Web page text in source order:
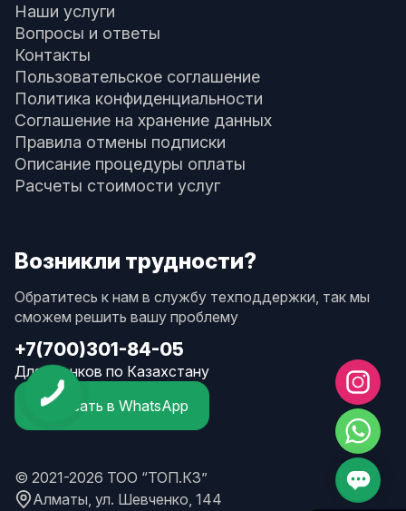
Наши услуги
Вопросы и ответы
Контакты
Пользовательское соглашение
Политика конфиденциальности
Соглашение на хранение данных
Правила отмены подписки
Описание процедуры оплаты
Расчеты стоимости услуг
Возникли трудности?
Обратитесь к нам в службу техподдержки, так мы
сможем решить вашу проблему
+7(700)301-84-05
Для звонков по Казахстану
Написать в WhatsApp
© 2021-2026 ТОО “ТОП.КЗ”
Алматы, ул. Шевченко, 144